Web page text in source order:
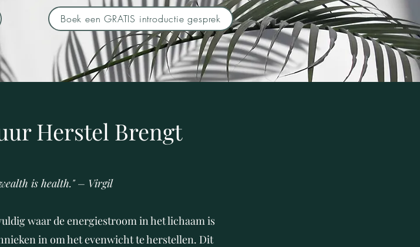
Boek een GRATIS introductie gesprek
Herstel Brengt
is health." – Virgil
waar de energiestroom in het lichaam is
in om het evenwicht te herstellen. Dit